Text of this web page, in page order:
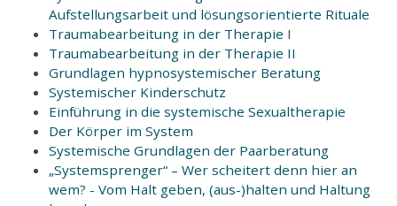
Aufstellungsarbeit und lösungsorientierte Rituale
Traumabearbeitung in der Therapie I
Traumabearbeitung in der Therapie II
Grundlagen hypnosystemischer Beratung
Systemischer Kinderschutz
Einführung in die systemische Sexualtherapie
Der Körper im System
Systemische Grundlagen der Paarberatung
„Systemsprenger“ – Wer scheitert denn hier an
wem? - Vom Halt geben, (aus-)halten und Haltung